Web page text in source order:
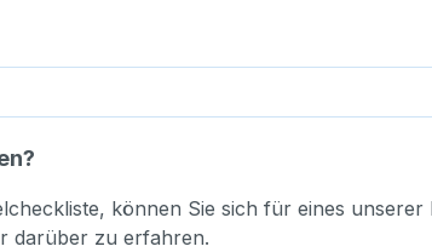
können Sie sich für eines unserer
darüber zu erfahren.